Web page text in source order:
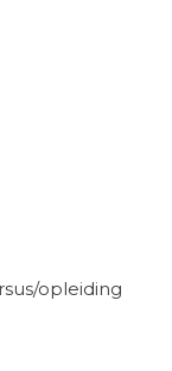
opleiding